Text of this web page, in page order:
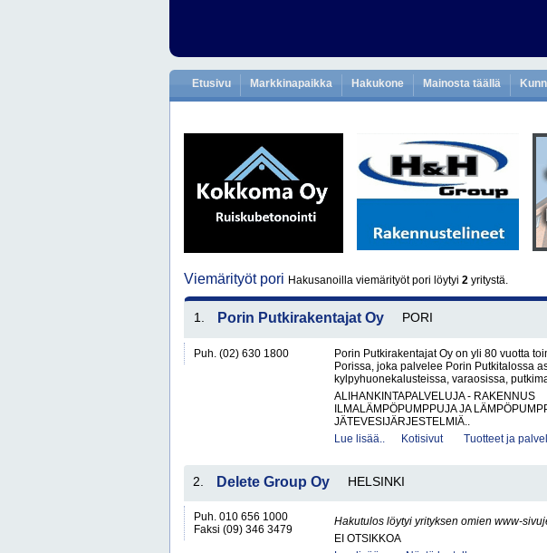
Etusivu Markkinapaikka Hakukone Mainosta täällä
Viemärityöt pori Hakusanoilla viemärityöt pori löytyi 2 yritystä.
1. Porin Putkirakentajat Oy PORI
Puh. (02) 630 1800
Porin Putkirakentajat Oy on yli 80 vuotta
Porissa, joka palvelee Porin Putkitalossa
kylpyhuonekalusteissa, varaosissa,
ALIHANKINTAPALVELUJA - RAKENNUS
ILMALÄMPÖPUMPPUJA JA
JÄTEVESIJÄRJESTELMIÄ..
Lue lisää..
Kotisivut Tuotteet ja
2. Delete Group Oy HELSINKI
Puh. 010 656 1000
Faksi (09) 346 3479
Hakutulos löytyi yrityksen omien www-
EI OTSIKKOA